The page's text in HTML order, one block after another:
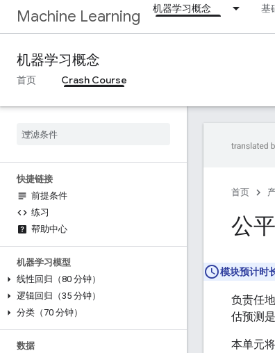
Machine Learning 机器学习概念 基
机器学习概念
首页 Crash Course
快捷链接
前提条件
练习
帮助中心
机器学习模型
线性回归（80 分钟）
逻辑回归（35 分钟）
分类（70 分钟）
数据
首页
公
模块预计时
负责任
估预测
本单元